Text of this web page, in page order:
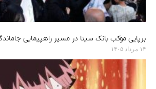
برپایی موکب بانک سینا در مسیر راهپیمایی
۱۴ مرداد ۱۴۰۵